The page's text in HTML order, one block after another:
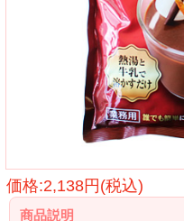
価格:2,138円(税込)
商品説明